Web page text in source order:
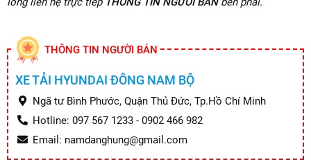
THÔNG TIN NGƯỜI BÁN
XE TẢI HYUNDAI ĐÔNG NAM BỘ
Ngã tư Bình Phước, Quận Thủ Đức, Tp.Hồ Chí Minh
Hotline: 097 567 1233 - 0902 466 982
Email: namdanghung@gmail.com